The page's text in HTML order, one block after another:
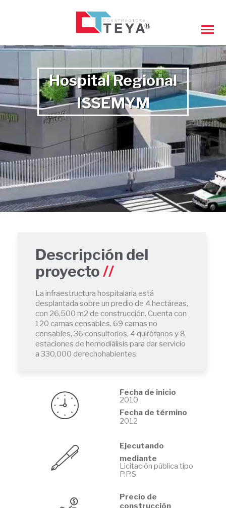
Hospital Regional
ISSEMYM
Descripción del
proyecto
La infraestructura hospitalaria está
desplantada sobre un predio de 4 hectáreas,
con 26,500 m2 de construcción. Cuenta con
120 camas censables, 69 camas no
censables, 36 consultorios, 4 quirófanos y 8
estaciones de hemodiálisis para dar servicio
a 330,000 derechohabientes.
Fecha de inicio
2010
Fecha de término
2012
Ejecutando
mediante
Licitación pública tipo
P.P.S.
Precio de
construcción